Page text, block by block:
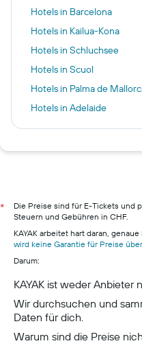
Hotels in Barcelona
Hotels in Kailua-Kona
Hotels in Schluchsee
Hotels in Scuol
Hotels in Palma de
Hotels in Adelaide
Hotels in Zürich
Hotels in Zermatt
Hotels in Andermatt
*
Die Preise sind für E-Tickets und
Steuern und Gebühren in CHF.
KAYAK arbeitet hart daran,
wird keine Garantie für Preise
Darum:
KAYAK ist weder Anbieter
Wir durchsuchen und
Daten für dich.
Warum sind die Preise